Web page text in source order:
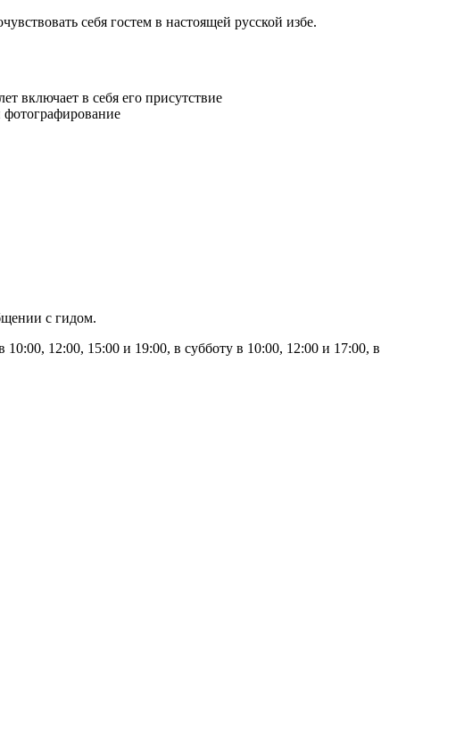
себя гостем в настоящей русской избе.
включает в себя его присутствие
фотографирование
с гидом.
12:00, 15:00 и 19:00, в субботу в 10:00, 12:00 и 17:00, в